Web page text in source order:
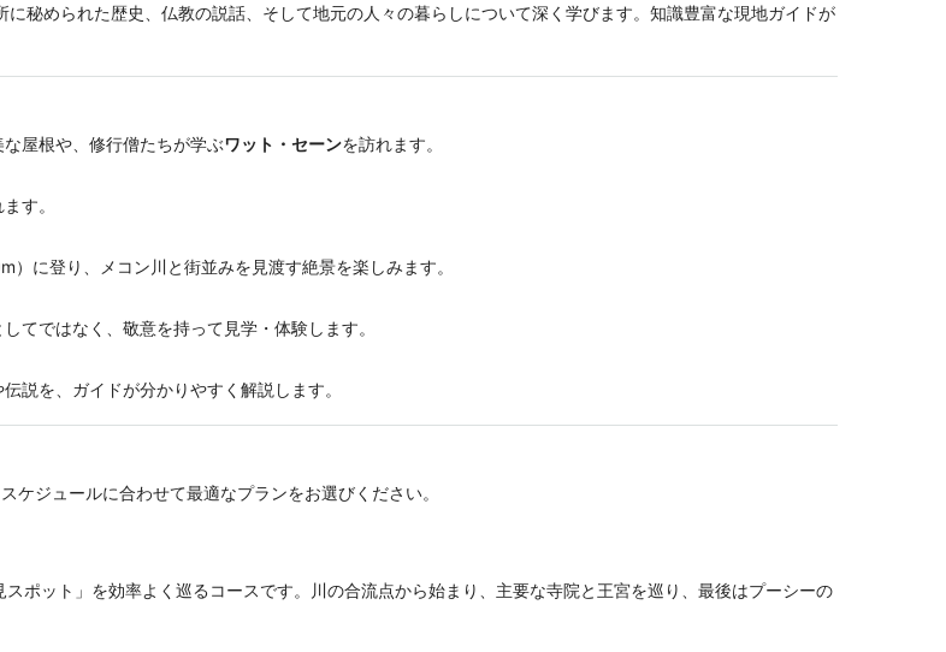
秘められた歴史、仏教の説話、そして地元の人々の暮らしについて深く学びます。知識豊富な現地ガイドが
な屋根や、修行僧たちが学ぶワット・セーンを訪れます。
す。
）に登り、メコン川と街並みを見渡す絶景を楽しみます。
てではなく、敬意を持って見学・体験します。
説を、ガイドが分かりやすく解説します。
ジュールに合わせて最適なプランをお選びください。
ポット」を効率よく巡るコースです。川の合流点から始まり、主要な寺院と王宮を巡り、最後はプーシーの